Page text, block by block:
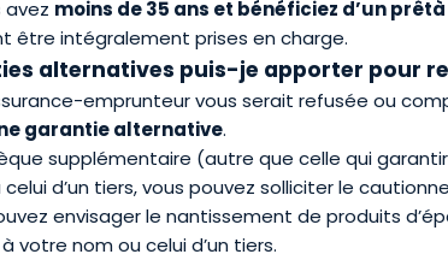
avez moins de 35 ans et bénéficiez d’un prêt
être intégralement prises en charge.
alternatives puis-je apporter pour
emprunteur vous serait refusée ou
garantie alternative.
supplémentaire (autre que celle qui
d’un tiers, vous pouvez solliciter le
envisager le nantissement de produits
votre nom ou celui d’un tiers.